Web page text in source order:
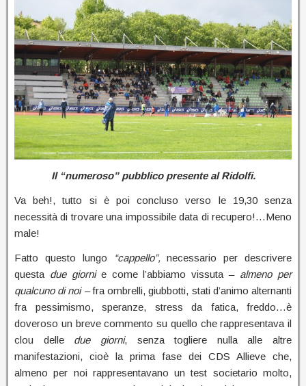
Il “numeroso” pubblico presente al Ridolfi.
Va beh!, tutto si è poi concluso verso le 19,30 senza
necessità di trovare una impossibile data di recupero!…Meno
male!
Fatto questo lungo “cappello”,necessario per descrivere
questa due giornie come l’abbiamo vissuta – almeno per
qualcuno di noi –fra ombrelli, giubbotti, stati d’animo alternanti
fra pessimismo, speranze, stress da fatica, freddo…è
doveroso un breve commento su quello che rappresentava il
clou delledue giorni, senza togliere nulla alle altre
manifestazioni, cioè la prima fase dei CDS Allieve che,
almeno per noi rappresentavano un test societario molto,